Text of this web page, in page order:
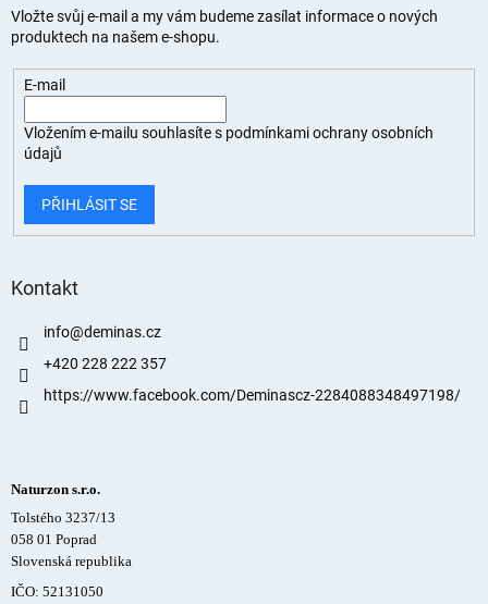
Vložte svůj e-mail a my vám budeme zasílat informace o nových
produktech na našem e-shopu.
E-mail
Vložením e-mailu souhlasíte s podmínkami ochrany osobních
údajů
PŘIHLÁSIT SE
Kontakt
info@deminas.cz
+420 228 222 357
https://www.facebook.com/Deminascz-2284088348497198/
Naturzon s.r.o.
Tolstého 3237/13
058 01 Poprad
Slovenská republika
IČO: 52131050